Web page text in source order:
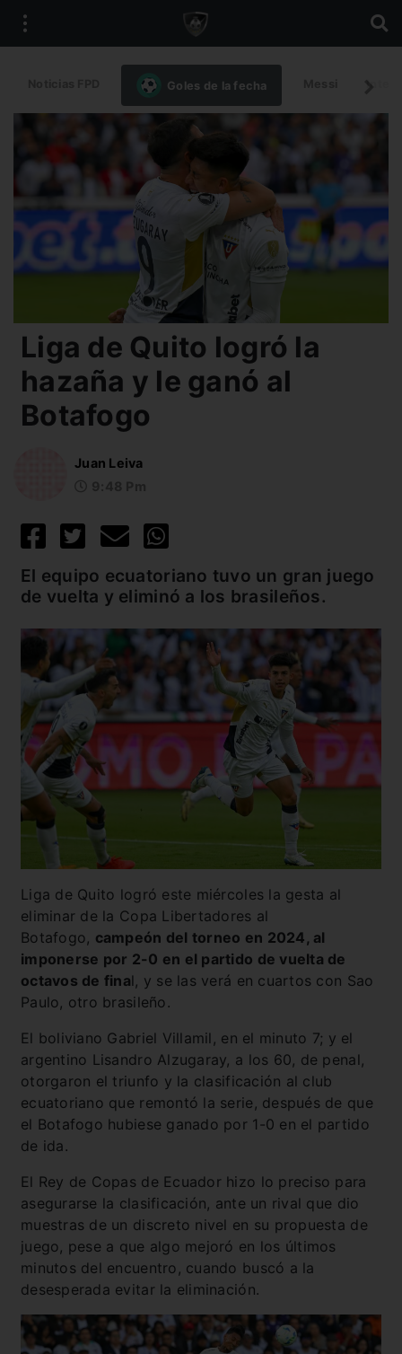
Goles de la fecha
Liga de Quito logró la
hazaña y le ganó al
Botafogo
Juan Leiva
El equipo ecuatoriano tuvo un gran juego
de vuelta y eliminó a los brasileños.
Liga de Quito logró este miércoles la gesta al
eliminar de la Copa Libertadores al
Botafogo, campeón del torneo en 2024, al
imponerse por 2-0 en el partido de vuelta de
octavos de final, y se las verá en cuartos con Sao
Paulo, otro brasileño.
El boliviano Gabriel Villamil, en el minuto 7; y el
argentino Lisandro Alzugaray, a los 60, de penal,
otorgaron el triunfo y la clasificación al club
ecuatoriano que remontó la serie, después de que
el Botafogo hubiese ganado por 1-0 en el partido
de ida.
El Rey de Copas de Ecuador hizo lo preciso para
asegurarse la clasificación, ante un rival que dio
muestras de un discreto nivel en su propuesta de
juego, pese a que algo mejoró en los últimos
minutos del encuentro, cuando buscó a la
desesperada evitar la eliminación.